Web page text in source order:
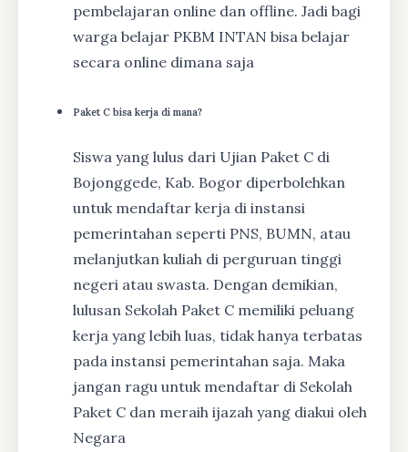
pembelajaran online dan offline. Jadi bagi
warga belajar PKBM INTAN bisa belajar
secara online dimana saja
Paket C bisa kerja di mana?
Siswa yang lulus dari Ujian Paket C di
Bojonggede, Kab. Bogor diperbolehkan
untuk mendaftar kerja di instansi
pemerintahan seperti PNS, BUMN, atau
melanjutkan kuliah di perguruan tinggi
negeri atau swasta. Dengan demikian,
lulusan Sekolah Paket C memiliki peluang
kerja yang lebih luas, tidak hanya terbatas
pada instansi pemerintahan saja. Maka
jangan ragu untuk mendaftar di Sekolah
Paket C dan meraih ijazah yang diakui oleh
Negara